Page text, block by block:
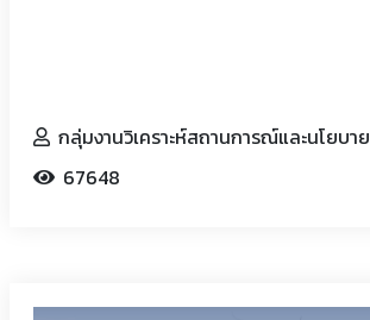
Download
กลุ่มงานวิเคราะห์สถานการณ์และนโยบาย
67648